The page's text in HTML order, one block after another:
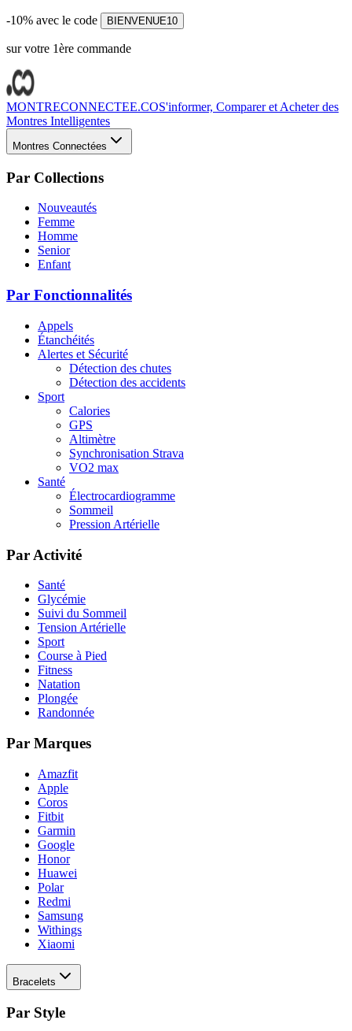
-10% avec le code BIENVENUE10
sur votre 1ère commande
MONTRECONNECTEE.COS'informer, Comparer et Acheter des
Montres Intelligentes
Montres Connectées
Par Collections
Nouveautés
Femme
Homme
Senior
Enfant
Par Fonctionnalités
Appels
Étanchéités
Alertes et Sécurité
Détection des chutes
Détection des accidents
Sport
Calories
GPS
Altimètre
Synchronisation Strava
VO2 max
Santé
Électrocardiogramme
Sommeil
Pression Artérielle
Par Activité
Santé
Glycémie
Suivi du Sommeil
Tension Artérielle
Sport
Course à Pied
Fitness
Natation
Plongée
Randonnée
Par Marques
Amazfit
Apple
Coros
Fitbit
Garmin
Google
Honor
Huawei
Polar
Redmi
Samsung
Withings
Xiaomi
Bracelets
Par Style